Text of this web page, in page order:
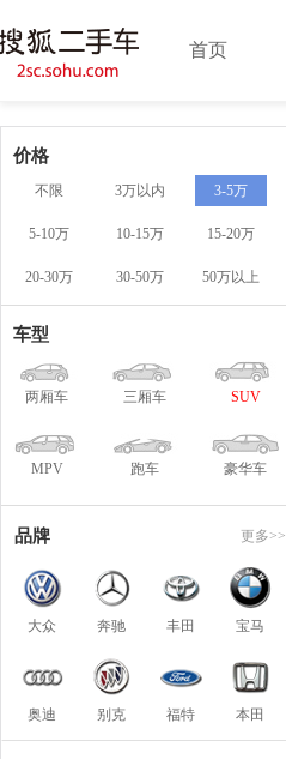
首页
价格
不限 3万以内 3-5万
5-10万 10-15万 15-20万
20-30万 30-50万 50万以上
车型
两厢车 三厢车 SUV
MPV 跑车 豪华车
品牌 更多>>
大众 奔驰 丰田 宝马
奥迪 别克 福特 本田